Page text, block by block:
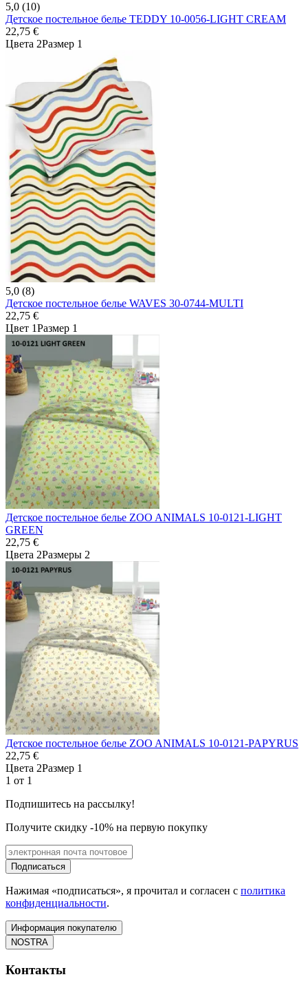
5,0 (10)
Детское постельное белье TEDDY 10-0056-LIGHT CREAM
22,75 €
Цвета 2Размер 1
5,0 (8)
Детское постельное белье WAVES 30-0744-MULTI
22,75 €
Цвет 1Размер 1
Детское постельное белье ZOO ANIMALS 10-0121-LIGHT
GREEN
22,75 €
Цвета 2Размеры 2
Детское постельное белье ZOO ANIMALS 10-0121-PAPYRUS
22,75 €
Цвета 2Размер 1
1 от 1
Подпишитесь на рассылку!
Получите скидку -10% на первую покупку
Подписаться
Нажимая «подписаться», я прочитал и согласен с политика
конфиденциальности.
Информация покупателю
NOSTRA
Контакты